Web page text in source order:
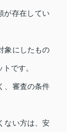
が存在してい
象にしたもの
です。
、審査の条件
ない方は、安